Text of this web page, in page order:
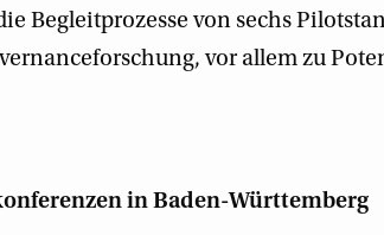
Begleitprozesse von sechs
vor allem zu
in Baden-Württemberg